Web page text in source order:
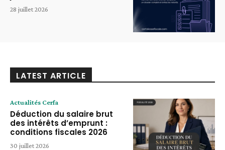
28 juillet 2026
LATEST ARTICLE
Actualités Cerfa
Déduction du salaire brut
des intérêts d’emprunt :
conditions fiscales 2026
30 juillet 2026